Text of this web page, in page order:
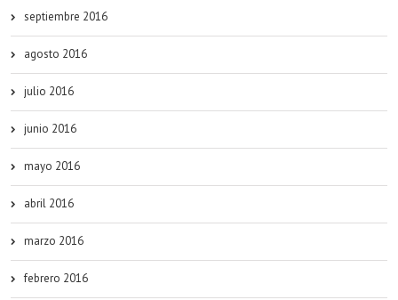
septiembre 2016
agosto 2016
julio 2016
junio 2016
mayo 2016
abril 2016
marzo 2016
febrero 2016